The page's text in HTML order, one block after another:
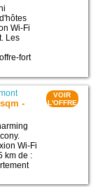
Wi-Fi
Les
fort
-
Wi-Fi
km de :
VOIR
L'OFFRE